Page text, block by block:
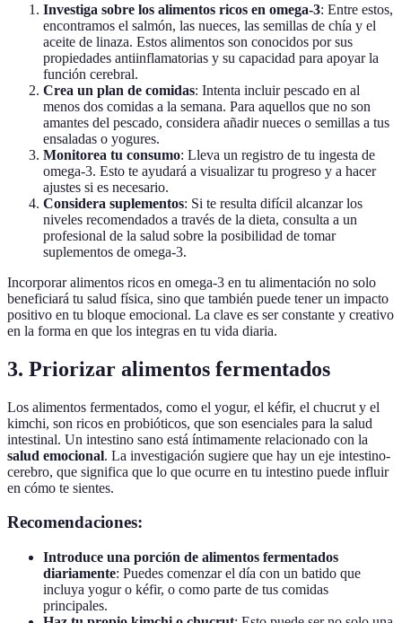
Investiga sobre los alimentos ricos en omega-3: Entre estos,
encontramos el salmón, las nueces, las semillas de chía y el
aceite de linaza. Estos alimentos son conocidos por sus
propiedades antiinflamatorias y su capacidad para apoyar la
función cerebral.
Crea un plan de comidas: Intenta incluir pescado en al
menos dos comidas a la semana. Para aquellos que no son
amantes del pescado, considera añadir nueces o semillas a tus
ensaladas o yogures.
Monitorea tu consumo: Lleva un registro de tu ingesta de
omega-3. Esto te ayudará a visualizar tu progreso y a hacer
ajustes si es necesario.
Considera suplementos: Si te resulta difícil alcanzar los
niveles recomendados a través de la dieta, consulta a un
profesional de la salud sobre la posibilidad de tomar
suplementos de omega-3.
Incorporar alimentos ricos en omega-3 en tu alimentación no solo
beneficiará tu salud física, sino que también puede tener un impacto
positivo en tu bloque emocional. La clave es ser constante y creativo
en la forma en que los integras en tu vida diaria.
3. Priorizar alimentos fermentados
Los alimentos fermentados, como el yogur, el kéfir, el chucrut y el
kimchi, son ricos en probióticos, que son esenciales para la salud
intestinal. Un intestino sano está íntimamente relacionado con la
salud emocional. La investigación sugiere que hay un eje intestino-
cerebro, que significa que lo que ocurre en tu intestino puede influir
en cómo te sientes.
Recomendaciones:
Introduce una porción de alimentos fermentados
diariamente: Puedes comenzar el día con un batido que
incluya yogur o kéfir, o como parte de tus comidas
principales.